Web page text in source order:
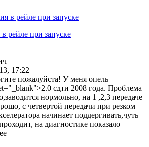
рейле при запуске
, 17:22
пожалуйста! У меня опель
сдти 2008 года. Проблема
нормольно, на 1 ,2,3 передаче
с четвертой передачи при резком
начинает поддергивать,чуть
на диагностике показало